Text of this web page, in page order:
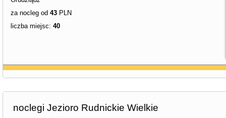
za nocleg od 43 PLN
liczba miejsc: 40
noclegi Jezioro Rudnickie Wielkie